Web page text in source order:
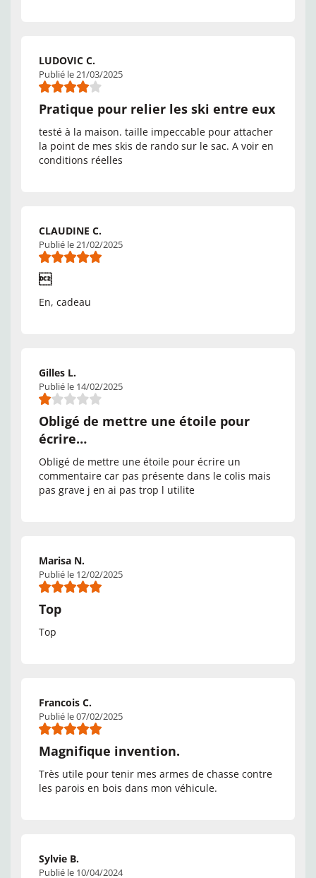
LUDOVIC C.
Publié le 21/03/2025
Pratique pour relier les ski entre eux
testé à la maison. taille impeccable pour attacher
la point de mes skis de rando sur le sac. A voir en
conditions réelles
CLAUDINE C.
Publié le 21/02/2025

En, cadeau
Gilles L.
Publié le 14/02/2025
Obligé de mettre une étoile pour
écrire…
Obligé de mettre une étoile pour écrire un
commentaire car pas présente dans le colis mais
pas grave j en ai pas trop l utilite
Marisa N.
Publié le 12/02/2025
Top
Top
Francois C.
Publié le 07/02/2025
Magnifique invention.
Très utile pour tenir mes armes de chasse contre
les parois en bois dans mon véhicule.
Sylvie B.
Publié le 10/04/2024